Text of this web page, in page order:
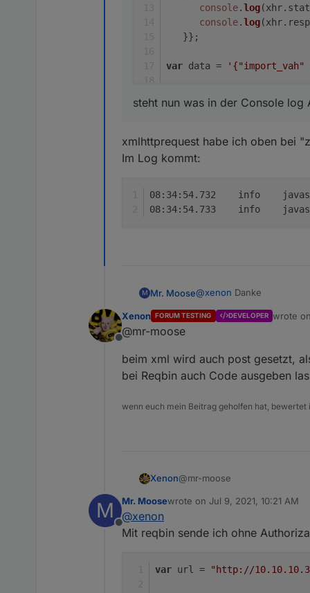
console.log(xhr.
console.log(xhr.
   }};
var data = '{"import_vah"
steht nun was in der Console log
xmlhttprequest habe ich oben bei
Im Log kommt:
M Mr. Moose@xenon Danke
const http =
const path =
const result =
Im Log kommt dann:
let url = "http://
xhr.open("POST",
Offline
Xenon FORUM TESTING DEVELOPER wrote
last
@mr-moose
beim xml wird auch post gesetzt,
bei Reqbin auch Code ausgeben
wenn euch mein Beitrag geholfen hat, bewertet
Xenon@mr-moose
beim xml wird auch post
M
Offline
Mr. Moosewrote on Jul 9, 2021, 10:21 AM
last edited by
@xenon
Mit reqbin sende ich ohne
var url = "http://